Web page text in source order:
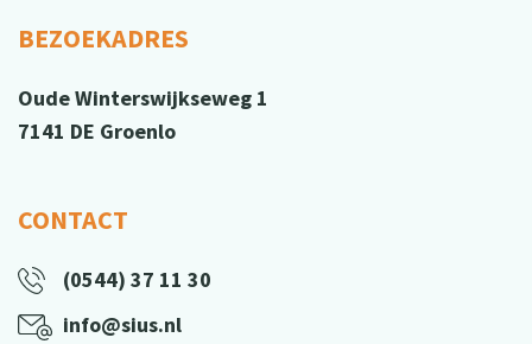
BEZOEKADRES
Oude Winterswijkseweg 1
7141 DE Groenlo
CONTACT
(0544) 37 11 30
info@sius.nl